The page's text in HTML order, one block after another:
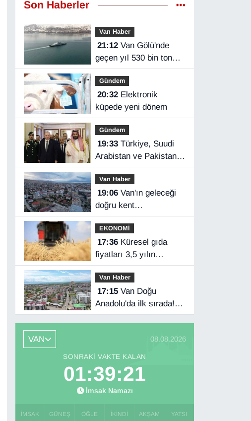
Son Haberler
Van Haber
21:12Van Gölü'nde
geçen yıl 530 bin ton
yük taşındı
Gündem
20:32Elektronik
küpede yeni dönem
Gündem
19:33Türkiye, Suudi
Arabistan ve Pakistan
üçlü savunma
anlaşması imzaladı
Van Haber
19:06Van'ın geleceği
doğru kent
planlamasında
EKONOMİ
17:36Küresel gıda
fiyatları 3,5 yılın
zirvesinde
Van Haber
17:15Van Doğu
Anadolu'da ilk sırada!
Bakanlık verileri
VAN
08.08.2026
SONRAKI VAKTE KALAN
01:39:20
İmsak Namazı
İMSAK GÜNEŞ ÖĞLE İKINDI AKŞAM YATSI